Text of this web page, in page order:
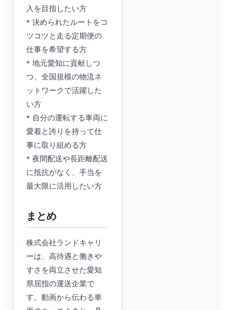
入を目指したい方
* 決められたルートをコ
ツコツと走る定期便の
仕事を希望する方
* 地元愛知に貢献しつ
つ、全国規模の物流ネ
ットワークで活躍した
い方
* 自分の運転する車両に
愛着と誇りを持って仕
事に取り組める方
* 夜間配送や長距離配送
に抵抗がなく、手当を
最大限に活用したい方
まとめ
株式会社ランドキャリ
ーは、高待遇と働きや
すさを両立させた愛知
県屈指の運送企業で
す。動画から伝わる車